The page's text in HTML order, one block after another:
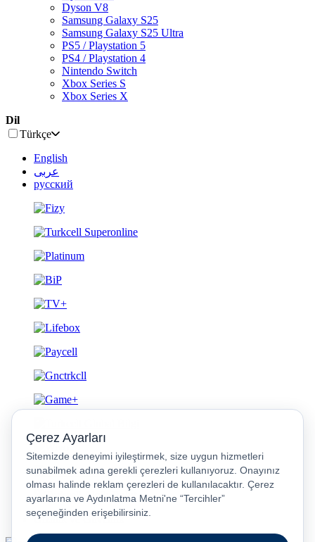
Dyson V8
Samsung Galaxy S25
Samsung Galaxy S25 Ultra
PS5 / Playstation 5
PS4 / Playstation 4
Nintendo Switch
Xbox Series S
Xbox Series X
Dil
Türkçe
English
عربى
русский
Gizlilik ve Güvenlik